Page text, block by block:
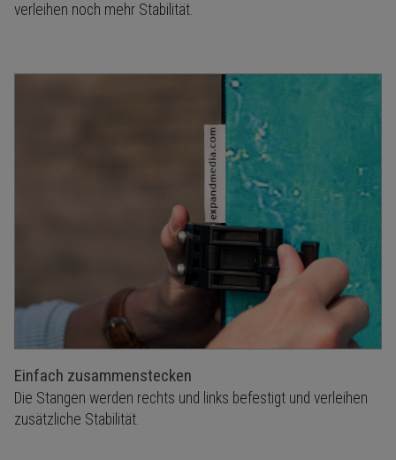
verleihen noch mehr Stabilität.
Einfach zusammenstecken
Die Stangen werden rechts und links befestigt und verleihen
zusätzliche Stabilität.